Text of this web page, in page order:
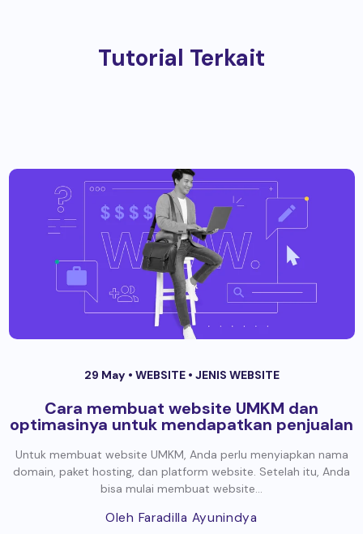
Tutorial Terkait
29 May • WEBSITE • JENIS WEBSITE
Cara membuat website UMKM dan
optimasinya untuk mendapatkan penjualan
Untuk membuat website UMKM, Anda perlu menyiapkan nama
domain, paket hosting, dan platform website. Setelah itu, Anda
bisa mulai membuat website...
Oleh Faradilla Ayunindya